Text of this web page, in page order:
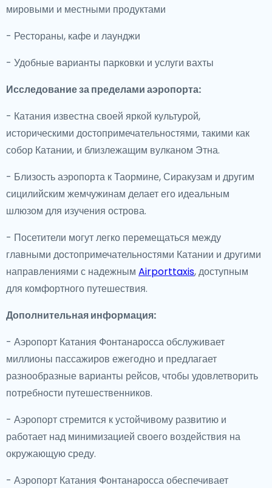
мировыми и местными продуктами
- Рестораны, кафе и лаунджи
- Удобные варианты парковки и услуги вахты
Исследование за пределами аэропорта:
- Катания известна своей яркой культурой,
историческими достопримечательностями, такими как
собор Катании, и близлежащим вулканом Этна.
- Близость аэропорта к Таормине, Сиракузам и другим
сицилийским жемчужинам делает его идеальным
шлюзом для изучения острова.
- Посетители могут легко перемещаться между
главными достопримечательностями Катании и другими
направлениями с надежным Airporttaxis, доступным
для комфортного путешествия.
Дополнительная информация:
- Аэропорт Катания Фонтанаросса обслуживает
миллионы пассажиров ежегодно и предлагает
разнообразные варианты рейсов, чтобы удовлетворить
потребности путешественников.
- Аэропорт стремится к устойчивому развитию и
работает над минимизацией своего воздействия на
окружающую среду.
- Аэропорт Катания Фонтанаросса обеспечивает